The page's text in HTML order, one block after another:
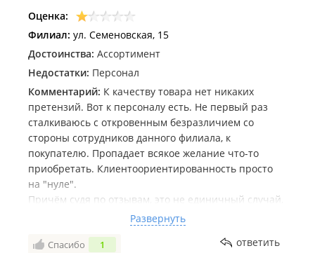
Оценка:
Филиал: ул. Семеновская, 15
Достоинства: Ассортимент
Недостатки: Персонал
Комментарий: К качеству товара нет никаких
претензий. Вот к персоналу есть. Не первый раз
сталкиваюсь с откровенным безразличием со
стороны сотрудников данного филиала, к
покупателю. Пропадает всякое желание что-то
приобретать. Клиентоориентированность просто
на "нуле".
Причём судя по отзывам, это не единичный случай,
но к сожалению реакции от персонала и
руководства нет. Возможно Вы не считаете такое
отношение, как следствие упущенной прибыли.
Развернуть
Спасибо 1 ответить